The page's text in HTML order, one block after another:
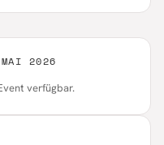
Runde. Nenngelder
MAI 2026
verfügbar.